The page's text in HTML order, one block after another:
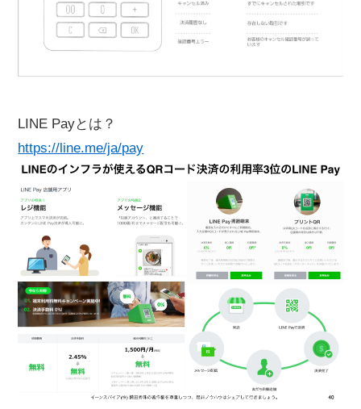
LINE Payとは？
https://line.me/ja/pay